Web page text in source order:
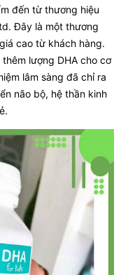
đến từ thương hiệu
Đây là một thương
cao từ khách hàng.
lượng DHA cho cơ
lâm sàng đã chỉ ra
não bộ, hệ thần kinh